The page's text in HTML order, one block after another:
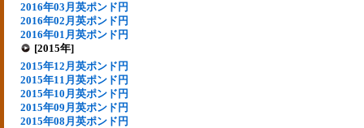
2016年03月英ポンド円
2016年02月英ポンド円
2016年01月英ポンド円
[2015年]
2015年12月英ポンド円
2015年11月英ポンド円
2015年10月英ポンド円
2015年09月英ポンド円
2015年08月英ポンド円